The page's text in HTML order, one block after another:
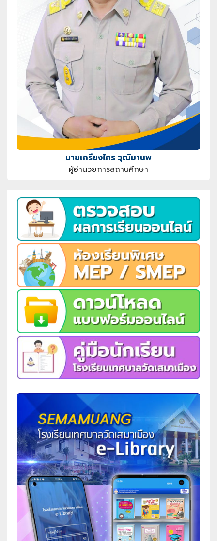
นายเกรียงไกร วุฒิมานพ
ผู้อำนวยการสถานศึกษา